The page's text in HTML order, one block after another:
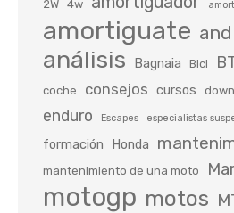
2W 4w
amortiguate
análisis Bagnaia Bici
coche consejos cursos
enduro Escapes especialistas
formación Honda
mantenimiento de una moto
motogp motos